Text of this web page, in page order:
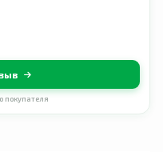
покупателя